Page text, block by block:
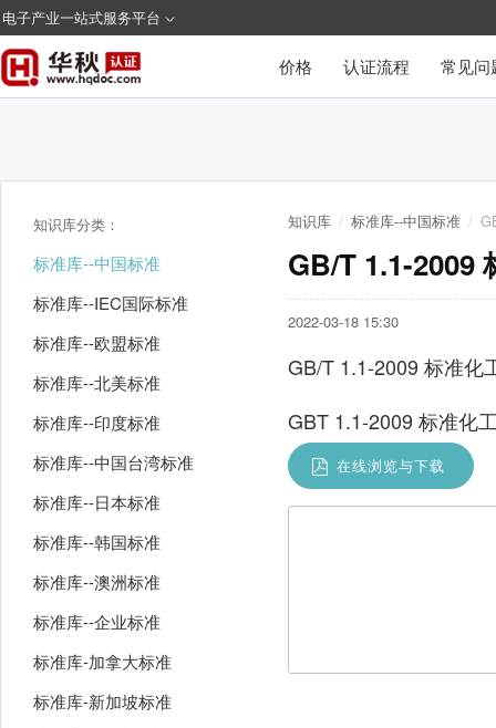
电子产业一站式服务平台
价格 认证流程 常见问
知识库分类：
标准库--中国标准
标准库--IEC国际标准
标准库--欧盟标准
标准库--北美标准
标准库--印度标准
标准库--中国台湾标准
标准库--日本标准
标准库--韩国标准
标准库--澳洲标准
标准库--企业标准
标准库-加拿大标准
标准库-新加坡标准
知识库 / 标准库--中国标准 /
GB/T 1.1-2009
2022-03-18 15:30
GB/T 1.1-2009 标准化
GBT 1.1-2009 标准化
在线浏览与下载